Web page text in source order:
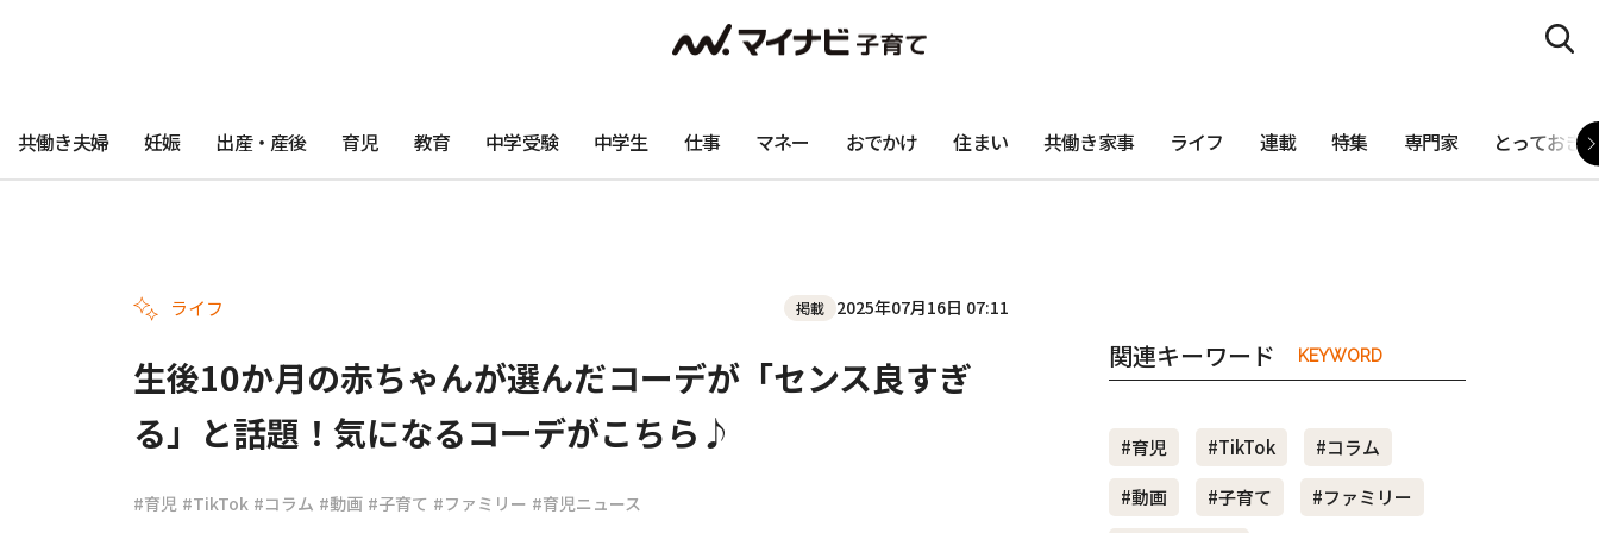
共働き夫婦 妊娠 出産・産後 育児 教育 中学受験 中学生 仕事 マネー おでかけ 住まい 共働き家事 ライフ 連載 特集 専門家 とっておき
ライフ 掲載 2025年07月16日 07:11
生後10か月の赤ちゃんが選んだコーデが「センス良すぎ
る」と話題！気になるコーデがこちら♪
#育児 #TikTok #コラム #動画 #子育て #ファミリー #育児ニュース
関連キーワード KEYWORD
#育児 #TikTok
#コラム
#動画
#子育て
#ファミリー